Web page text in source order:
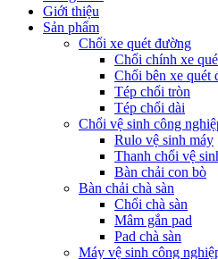
Giới thiệu
Sản phẩm
Chổi xe quét đường
Chổi chính xe
Chổi bên xe quét
Tép chổi tròn
Tép chổi dài
Chổi vệ sinh công
Rulo vệ sinh máy
Thanh chổi vệ
Bàn chải con bò
Bàn chải chà sàn
Chổi chà sàn
Mâm gắn pad
Pad chà sàn
Máy vệ sinh công